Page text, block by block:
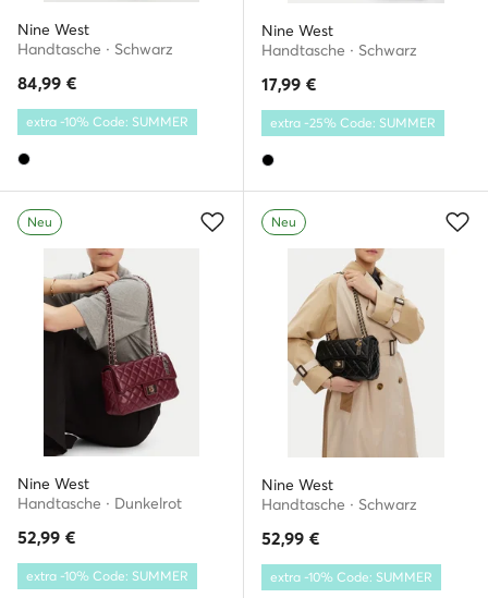
Nine West
Handtasche · Schwarz
84,99 €
extra -10% Code: SUMMER
Nine West
Handtasche · Schwarz
17,99 €
extra -25% Code: SUMMER
Neu
Nine West
Handtasche · Dunkelrot
52,99 €
extra -10% Code: SUMMER
Neu
Nine West
Handtasche · Schwarz
52,99 €
extra -10% Code: SUMMER